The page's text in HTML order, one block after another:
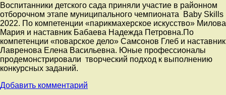
Воспитанники детского сада приняли участие в районном
отборочном этапе муниципального чемпионата Baby Skills
2022. По компетенции «парикмахерское искусство» Милова
Мария и наставник Бабаева Надежда Петровна.По
компетенции «поварское дело» Самсонов Глеб и наставник
Лавренова Елена Васильевна. Юные профессионалы
продемонстрировали творческий подход к выполнению
конкурсных заданий.
Добавить комментарий